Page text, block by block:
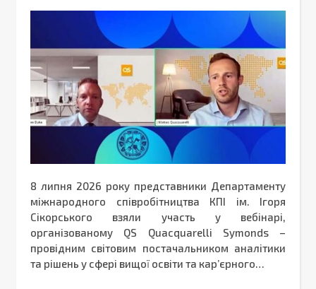
8 липня 2026 року представники Департаменту
міжнародного співробітництва КПІ ім. Ігоря
Сікорського взяли участь у вебінарі,
організованому QS Quacquarelli Symonds –
провідним світовим постачальником аналітики
та рішень у сфері вищої освіти та кар’єрного…